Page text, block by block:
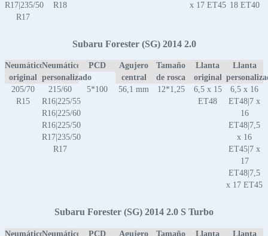
R17|235/50
R17
R18
x 17 ET45 18 ET40
Subaru Forester (SG) 2014 2.0
Neumático
original
Neumático
personalizado
PCD
Agujero
central
Tamaño
de rosca
Llanta
original
Llanta
205/70
R15
215/60
R16|225/55
R16|225/60
R16|225/50
R17|235/50
R17
5*100 56,1 mm 12*1,25
6,5 x 15
ET48
6,5 x 16
ET48|7 x
16
ET48|7,5
x 16
ET45|7 x
17
ET48|7,5
x 17 ET45
Subaru Forester (SG) 2014 2.0 S Turbo
NeumáticoNeumático
PCD
Agujero
Tamaño
Llanta
Llanta